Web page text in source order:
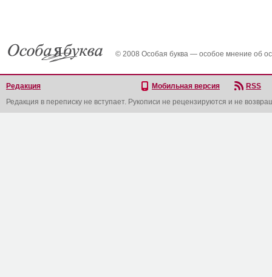
© 2008 Особая буква — особое мнение об
Редакция Мобильная версия
RSS
Редакция в переписку не вступает. Рукописи не рецензируются и не